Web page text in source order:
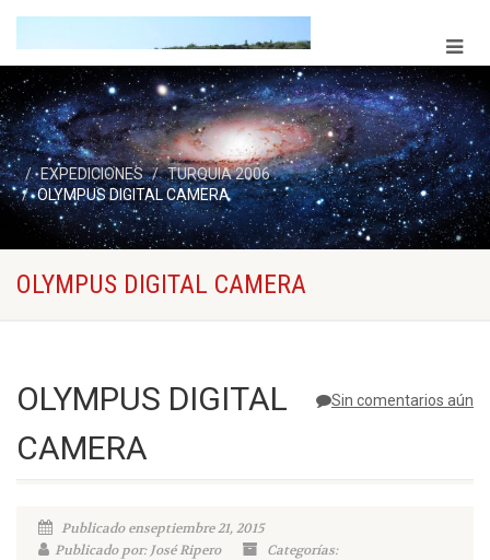
EXPEDICIONES
TURQUIA 2006
OLYMPUS DIGITAL CAMERA
OLYMPUS DIGITAL CAMERA
Sin comentarios aún
OLYMPUS DIGITAL
CAMERA
Publicado enseptiembre 21, 2015
Publicado por: José Ripero
Categorías: